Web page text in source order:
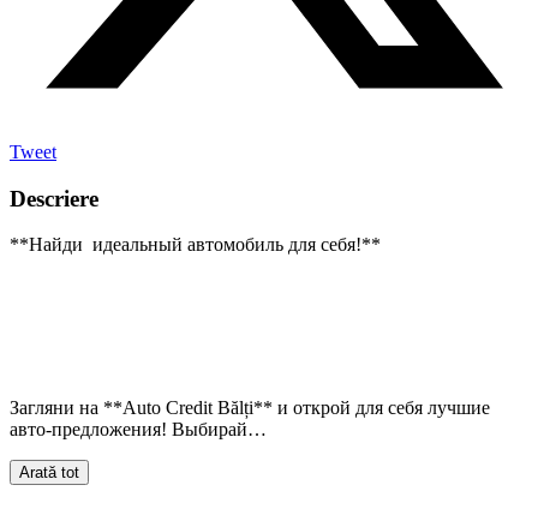
Tweet
Descriere
**Найди идеальный автомобиль для себя!**
Загляни на **Auto Credit Bălți** и открой для себя лучшие
авто-предложения! Выбирай…
Arată tot